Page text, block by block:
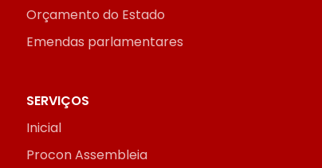
Orçamento do Estado
Emendas parlamentares
SERVIÇOS
Inicial
Procon Assembleia